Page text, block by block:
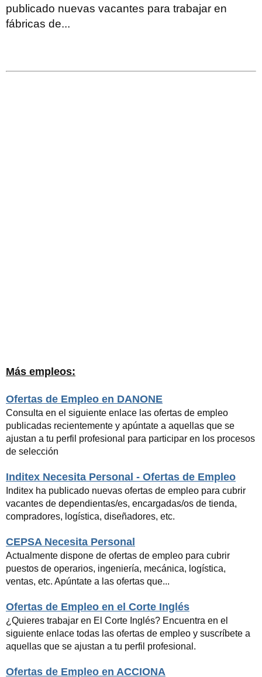
publicado nuevas vacantes para trabajar en
fábricas de...
Más empleos:
Ofertas de Empleo en DANONE
Consulta en el siguiente enlace las ofertas de empleo
publicadas recientemente y apúntate a aquellas que se
ajustan a tu perfil profesional para participar en los procesos
de selección
Inditex Necesita Personal - Ofertas de Empleo
Inditex ha publicado nuevas ofertas de empleo para cubrir
vacantes de dependientas/es, encargadas/os de tienda,
compradores, logística, diseñadores, etc.
CEPSA Necesita Personal
Actualmente dispone de ofertas de empleo para cubrir
puestos de operarios, ingeniería, mecánica, logística,
ventas, etc. Apúntate a las ofertas que...
Ofertas de Empleo en el Corte Inglés
¿Quieres trabajar en El Corte Inglés? Encuentra en el
siguiente enlace todas las ofertas de empleo y suscríbete a
aquellas que se ajustan a tu perfil profesional.
Ofertas de Empleo en ACCIONA